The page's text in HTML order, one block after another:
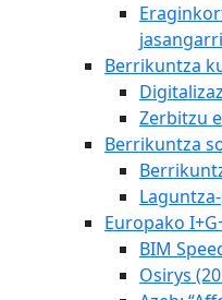
Berrikuntza
Zerbitzu
Berrikuntza
Europako
BIM
Osirys